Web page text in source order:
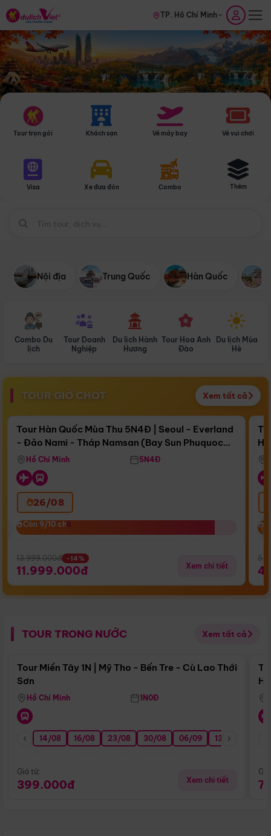
TP. Hồ Chí Minh
Tour trọn gói Khách sạn Vé máy bay Vé vui chơi
Visa Xe đưa đón Combo Thêm
Nội địa Trung Quốc Hàn Quốc
Combo Du
lịch
Tour Doanh
Nghiệp
Du lịch Hành
Hương
Tour Hoa Anh
Đào
Du lịch Mùa
Hè
TOUR GIỜ CHÓT Xem tất cả
Còn15 ngày 11:50:39
Bay Sun Phuquoc Airways
Điểm nổi bật
Tour Hàn Quốc Mùa Thu 5N4Đ | Seoul - Everland
- Đảo Nami - Tháp Namsan (Bay Sun Phuquoc
Airways)
Hồ Chí Minh 5N4Đ
26/08
Còn 9/10 chỗ
Còn 9/10 chỗ
13.999.000đ -14%
11.999.000đ Xem chi tiết
TOUR TRONG NƯỚC Xem tất cả
Điểm nổi bật
Tour Miền Tây 1N | Mỹ Tho - Bến Tre - Cù Lao Thới
Sơn
Hồ Chí Minh 1N0Đ
14/08 16/08 23/08 30/08 06/09 13/09
Giá từ:
399.000đ Xem chi tiết